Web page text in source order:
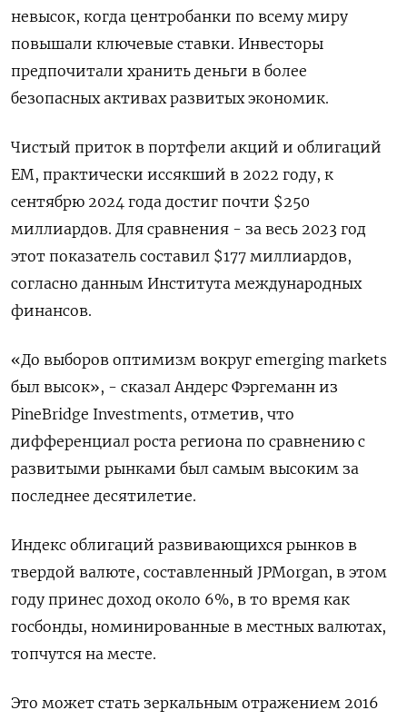
невысок, когда центробанки по всему миру
повышали ключевые ставки. Инвесторы
предпочитали хранить деньги в более
безопасных активах развитых экономик.
Чистый приток в портфели акций и облигаций
ЕМ, практически иссякший в 2022 году, к
сентябрю 2024 года достиг почти $250
миллиардов. Для сравнения - за весь 2023 год
этот показатель составил $177 миллиардов,
согласно данным Института международных
финансов.
«До выборов оптимизм вокруг emerging markets
был высок», - сказал Андерс Фэргеманн из
PineBridge Investments, отметив, что
дифференциал роста региона по сравнению с
развитыми рынками был самым высоким за
последнее десятилетие.
Индекс облигаций развивающихся рынков в
твердой валюте, составленный JPMorgan, в этом
году принес доход около 6%, в то время как
госбонды, номинированные в местных валютах,
топчутся на месте.
Это может стать зеркальным отражением 2016